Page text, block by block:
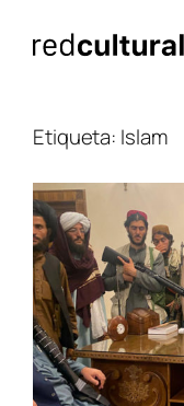
Etiqueta: Islam